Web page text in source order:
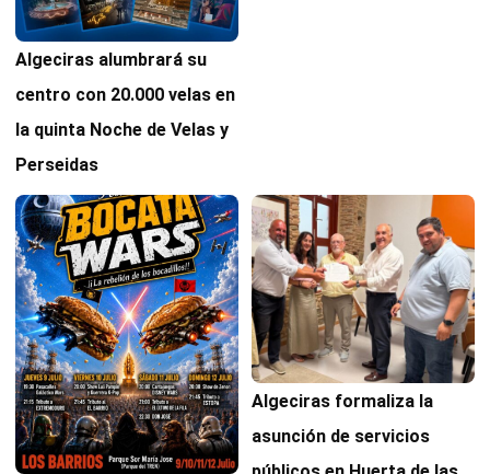
Algeciras alumbrará su
centro con 20.000 velas en
la quinta Noche de Velas y
Perseidas
Algeciras formaliza la
asunción de servicios